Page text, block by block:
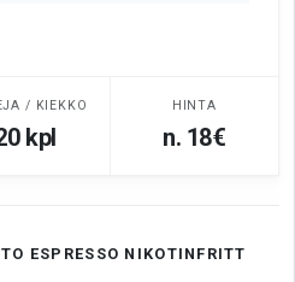
/ KIEKKO
kpl
HINTA
n. 18€
ESPRESSO NIKOTINFRITT